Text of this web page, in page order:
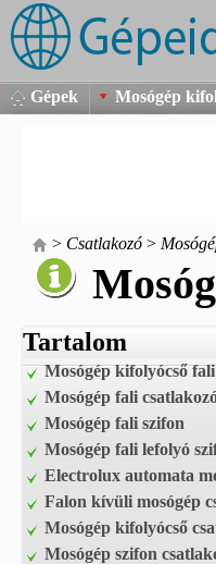
Gépek
Mosógép
> Csatlakozó >
Tartalom
Mosógép kifolyócső
Mosógép fali
Mosógép fali szifon
Mosógép fali lefolyó
Electrolux automata
Falon kívüli mosógép
Mosógép kifolyócső
Mosógép szifon